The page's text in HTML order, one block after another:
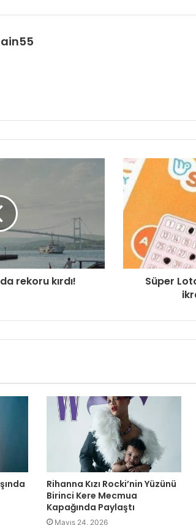
rekoru kırdı!
Süper
Rihanna Kızı Rocki’nin Yüzünü
Birinci Kere Mecmua
Kapağında Paylaştı
Mayıs 24, 2026